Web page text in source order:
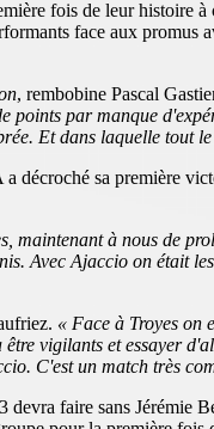
fois de leur histoire
face aux promus
, rembobine Pascal
points par manque
Et dans laquelle tout
décroché sa première
maintenant à nous de
Avec Ajaccio on était
« Face à Troyes on
vigilants et essayer
C'est un match très
faire sans Jérémie